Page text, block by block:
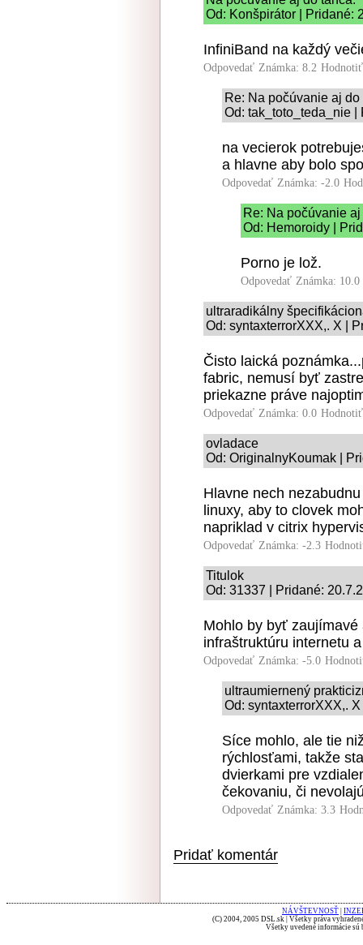
Od: Konšpirátor | Pridané:
InfiniBand na každý
Odpovedať Známka: 8.2
Re: Na počúvanie aj do
Od: tak_toto_teda_nie
na vecierok
a hlavne aby bolo
Odpovedať Známka: -2.0
Re: Na počúvanie
Od: Hemoroidy |
Porno je lož.
Odpovedať Známka: 10.0
ultraradikálny
Od: syntaxterrorXXX,. X |
Čisto laická
fabric, nemusí byť
priekazne práve
Odpovedať Známka: 0.0
ovladace
Od: OriginalnyKoumak |
Hlavne nech
linuxy, aby to clovek
napriklad v citrix
Odpovedať Známka: -2.3
Titulok
Od: 31337 | Pridané:
Mohlo by byť
infraštruktúru internetu
Odpovedať Známka: -5.0
ultraumiernený
Od: syntaxterrorXXX,.
Síce mohlo, ale tie
rýchlosťami, takže
dvierkami pre
čekovaniu, či
Odpovedať Známka: 3.3
Pridať komentár
NÁVŠTEVNOSŤ
(C) 2004, 2005 DSL.sk | Všetky práva
Všetky uvedené informácie sú